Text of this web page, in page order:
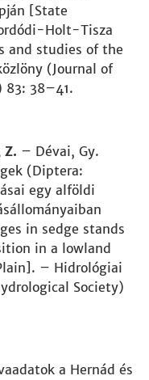
[State
Holt-Tisza
and studies of the
(Journal of
83: 38–41.
Z. – Dévai, Gy.
(Diptera:
egy alföldi
in sedge stands
in a lowland
– Hidrológiai
Society)
a Hernád és